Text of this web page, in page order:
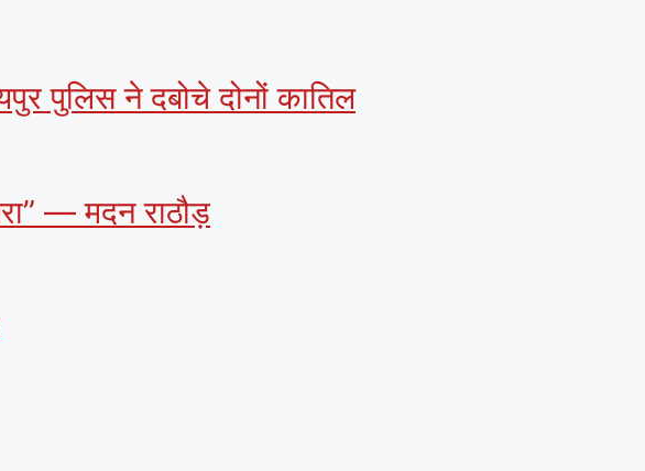
पुलिस ने दबोचे दोनों कातिल
— मदन राठौड़